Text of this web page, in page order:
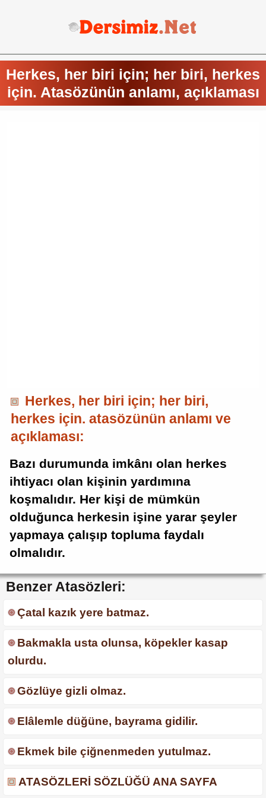
Herkes, her biri için; her biri, herkes
için. Atasözünün anlamı, açıklaması
Herkes, her biri için; her biri,
herkes için. atasözünün anlamı ve
açıklaması:
Bazı durumunda imkânı olan herkes
ihtiyacı olan kişinin yardımına
koşmalıdır. Her kişi de mümkün
olduğunca herkesin işine yarar şeyler
yapmaya çalışıp topluma faydalı
olmalıdır.
Benzer Atasözleri:
Çatal kazık yere batmaz.
Bakmakla usta olunsa, köpekler kasap
olurdu.
Gözlüye gizli olmaz.
Elâlemle düğüne, bayrama gidilir.
Ekmek bile çiğnenmeden yutulmaz.
ATASÖZLERİ SÖZLÜĞÜ ANA SAYFA